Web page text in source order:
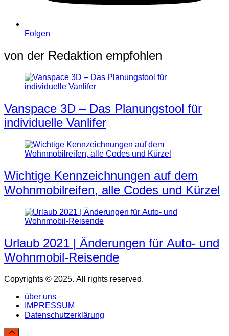
Folgen
von der Redaktion empfohlen
Vanspace 3D – Das Planungstool für
individuelle Vanlifer
Wichtige Kennzeichnungen auf dem
Wohnmobilreifen, alle Codes und Kürzel
Urlaub 2021 | Änderungen für Auto- und
Wohnmobil-Reisende
Copyrights © 2025. All rights reserved.
über uns
IMPRESSUM
Datenschutzerklärung